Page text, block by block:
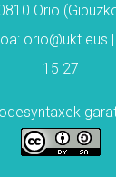
Orio
orio@ukt.eus
15 27